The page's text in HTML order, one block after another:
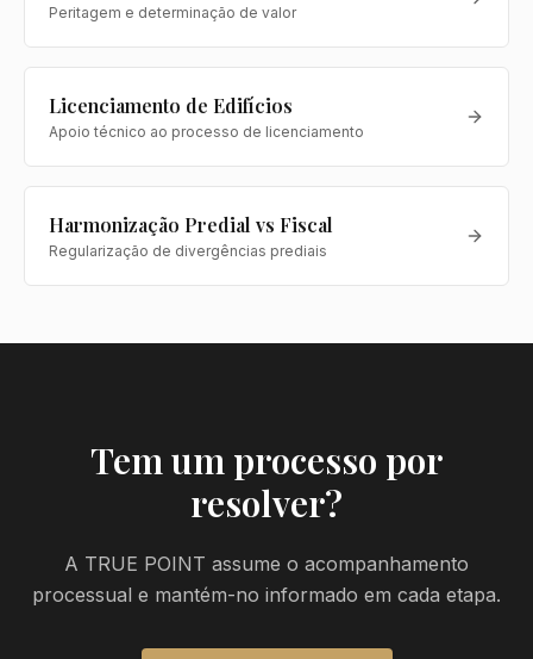
Peritagem e determinação de valor
Licenciamento de Edifícios
Apoio técnico ao processo de licenciamento
Harmonização Predial vs Fiscal
Regularização de divergências prediais
Tem um processo por
resolver?
A TRUE POINT assume o acompanhamento
processual e mantém-no informado em cada etapa.